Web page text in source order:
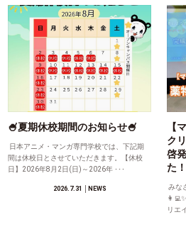
🍧夏期休校期間のお知らせ🍧
日本アニメ・マンガ専門学校では、下記期
間は休校日とさせていただきます。【休校
日】2026年8月2日(日)～2026年 ･･･
2026.7.31 │NEWS
【
ク
啓
た！
みな
リエ